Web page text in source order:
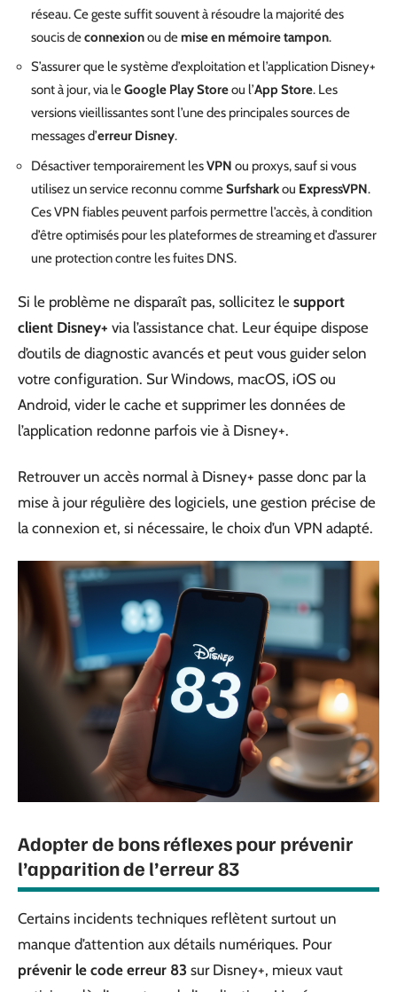
réseau. Ce geste suffit souvent à résoudre la majorité des
soucis deconnexionou demise en mémoire tampon.
S’assurer que le système d’exploitation et l’application Disney+
sont à jour, via leGoogle Play Storeou l’App Store. Les
versions vieillissantes sont l’une des principales sources de
messages d’erreur Disney.
Désactiver temporairement lesVPN ou proxys, sauf si vous
utilisez un service reconnu commeSurfsharkou ExpressVPN.
Ces VPN fiables peuvent parfois permettre l’accès, à condition
d’être optimisés pour les plateformes de streaming et d’assurer
une protection contre les fuites DNS.
Si le problème ne disparaît pas, sollicitez le support
client Disney+ via l’assistance chat. Leur équipe dispose
d’outils de diagnostic avancés et peut vous guider selon
votre configuration. Sur Windows, macOS, iOS ou
Android, vider le cache et supprimer les données de
l’application redonne parfois vie à Disney+.
Retrouver un accès normal à Disney+ passe donc par la
mise à jour régulière des logiciels, une gestion précise de
la connexion et, si nécessaire, le choix d’un VPN adapté.
Adopter de bons réflexes pour prévenir
l’apparition de l’erreur 83
Certains incidents techniques reflètent surtout un
manque d’attention aux détails numériques. Pour
prévenir le code erreur 83 sur Disney+, mieux vaut